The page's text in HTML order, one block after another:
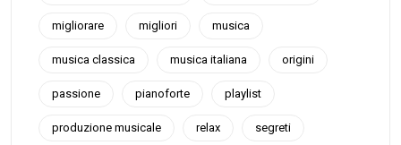
migliorare migliori musica
musica classica musica italiana origini
passione pianoforte playlist
produzione musicale relax segreti